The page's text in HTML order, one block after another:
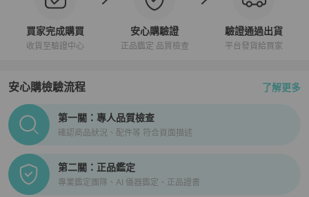
買家完成購買
收貨至驗證中心
安心購驗證
正品鑑定 品質檢查
驗證通過出貨
平台發貨給買家
安心購檢驗流程 了解更多
PopChill拍拍圈正品驗證、安心購檢驗流程介紹
第一關：專人品質檢查
確認商品狀況、配件等 符合頁面描述
第二關：正品鑑定
專業鑑定團隊、AI 儀器鑑定、正品證書